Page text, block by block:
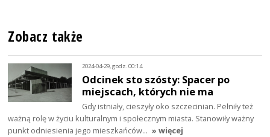
Zobacz także
2024-04-29, godz. 00:14
Odcinek sto szósty: Spacer po
miejscach, których nie ma
Gdy istniały, cieszyły oko szczecinian. Pełniły też
ważną rolę w życiu kulturalnym i społecznym miasta. Stanowiły ważny
punkt odniesienia jego mieszkańców… » więcej